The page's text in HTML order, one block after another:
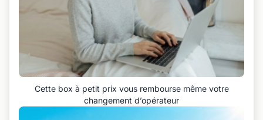
Cette box à petit prix vous rembourse même votre
changement d’opérateur